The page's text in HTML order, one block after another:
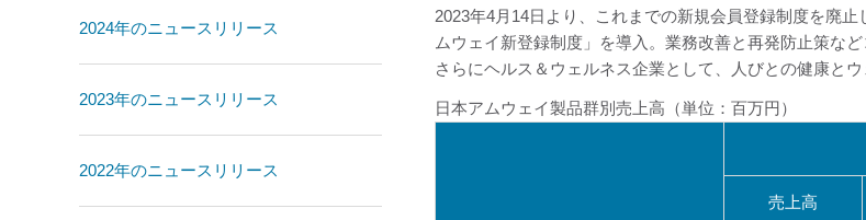
2023年4月14日より、これまでの新規会員登録制度を廃
ムウェイ新登録制度」を導入。業務改善と再発防止策な
さらにヘルス＆ウェルネス企業として、人びとの健康と
日本アムウェイ製品群別売上高（単位：百万円）
売上高
2024年のニュースリリース
2023年のニュースリリース
2022年のニュースリリース